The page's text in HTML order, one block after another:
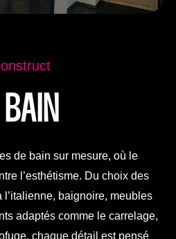
de bain sur mesure, où le
l’esthétisme. Du choix des
baignoire, meubles
adaptés comme le carrelage,
chaque détail est pensé